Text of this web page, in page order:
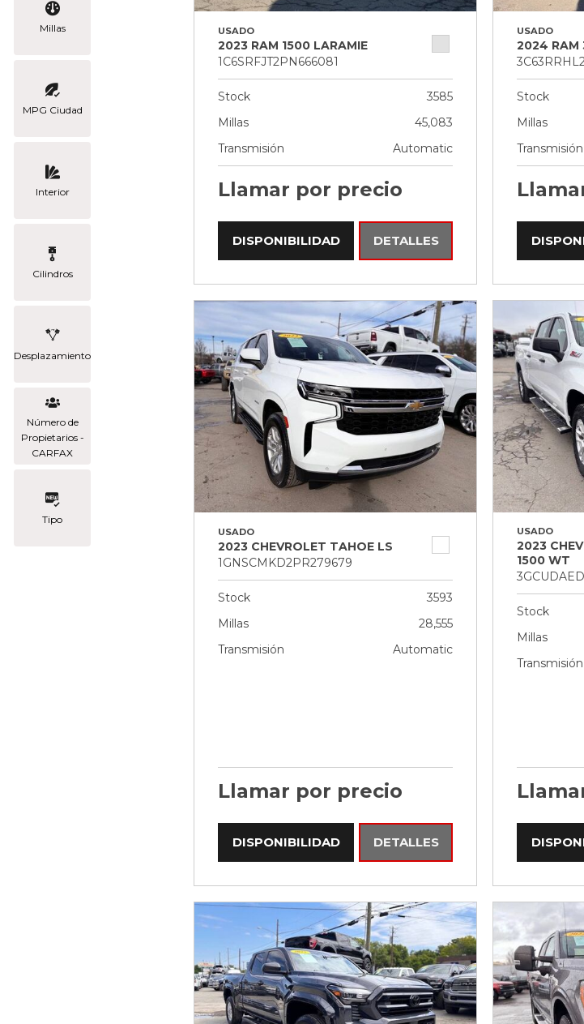
Millas
MPG Ciudad
Interior
Cilindros
Desplazamiento
Número de
Propietarios -
CARFAX
Tipo
USADO
2023 RAM 1500 LARAMIE
1C6SRFJT2PN666081
Stock
3585
Millas
45,083
Transmisión
Automatic
Llamar por precio
DISPONIBILIDAD DETALLES
USADO
2024 RAM
Stock
Millas
Transmisión
USADO
2023 CHEVROLET TAHOE LS
1GNSCMKD2PR279679
Stock
3593
Millas
28,555
Transmisión
Automatic
Llamar por precio
DISPONIBILIDAD DETALLES
USADO
2023
1500 WT
Stock
Millas
Transmisión